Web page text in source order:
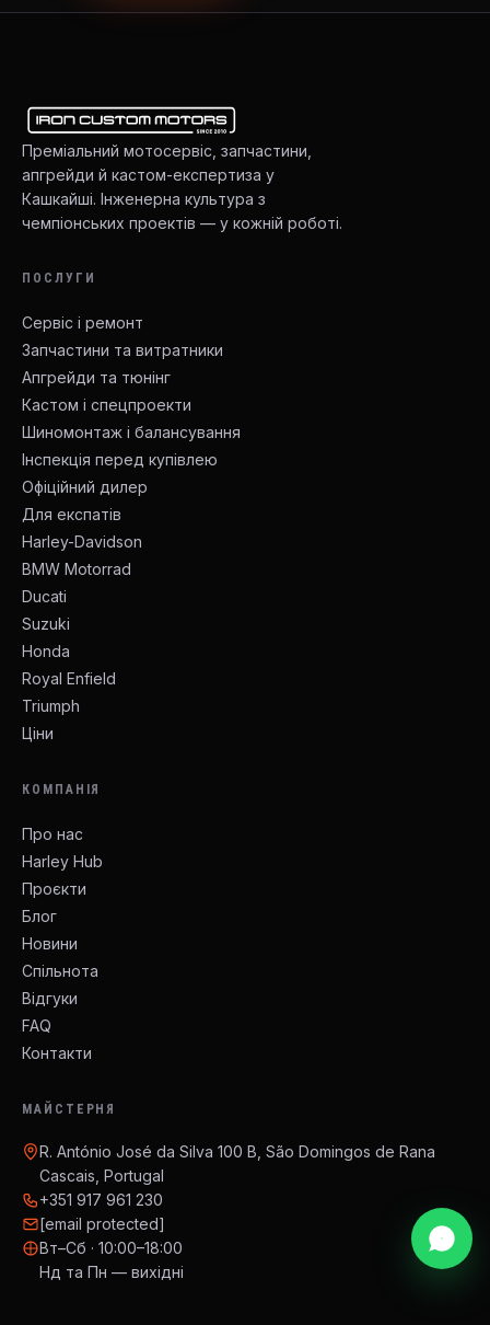
Преміальний мотосервіс, запчастини,
апгрейди й кастом-експертиза у
Кашкайші. Інженерна культура з
чемпіонських проектів — у кожній роботі.
ПОСЛУГИ
Сервіс і ремонт
Запчастини та витратники
Апгрейди та тюнінг
Кастом і спецпроекти
Шиномонтаж і балансування
Інспекція перед купівлею
Офіційний дилер
Для експатів
Harley-Davidson
BMW Motorrad
Ducati
Suzuki
Honda
Royal Enfield
Triumph
Ціни
КОМПАНІЯ
Про нас
Harley Hub
Проєкти
Блог
Новини
Спільнота
Відгуки
FAQ
Контакти
МАЙСТЕРНЯ
R. António José da Silva 100 B, São Domingos de Rana
Cascais, Portugal
+351 917 961 230
[email protected]
Вт–Сб · 10:00–18:00
Нд та Пн — вихідні